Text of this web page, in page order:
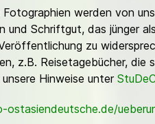
werden von
und Schriftgut, das jünger
zu
z.B. Reisetagebücher,
Hinweise unter